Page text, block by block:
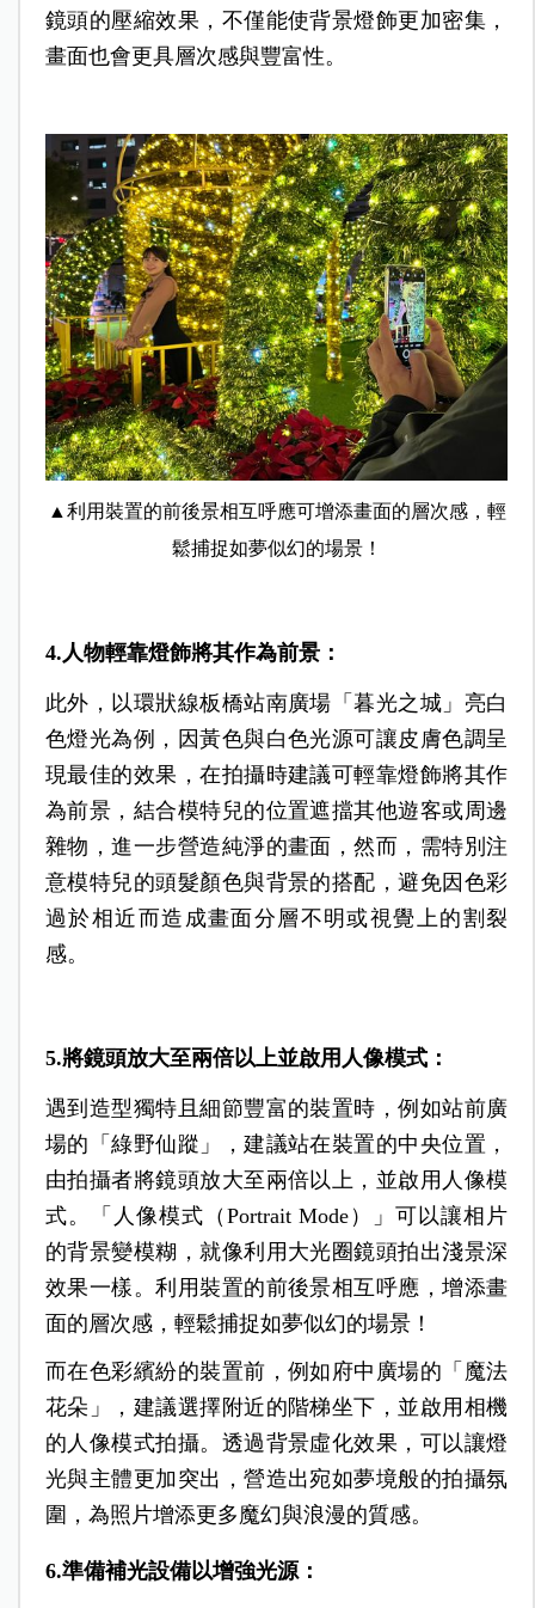
鏡頭的壓縮效果，不僅能使背景燈飾更加密集，
畫面也會更具層次感與豐富性。
▲利用裝置的前後景相互呼應可增添畫面的層次感，輕
鬆捕捉如夢似幻的場景！
4.人物輕靠燈飾將其作為前景：
此外，以環狀線板橋站南廣場「暮光之城」亮白
色燈光為例，因黃色與白色光源可讓皮膚色調呈
現最佳的效果，在拍攝時建議可輕靠燈飾將其作
為前景，結合模特兒的位置遮擋其他遊客或周邊
雜物，進一步營造純淨的畫面，然而，需特別注
意模特兒的頭髮顏色與背景的搭配，避免因色彩
過於相近而造成畫面分層不明或視覺上的割裂
感。
5.將鏡頭放大至兩倍以上並啟用人像模式：
遇到造型獨特且細節豐富的裝置時，例如站前廣
場的「綠野仙蹤」，建議站在裝置的中央位置，
由拍攝者將鏡頭放大至兩倍以上，並啟用人像模
式。「人像模式（Portrait Mode）」可以讓相片
的背景變模糊，就像利用大光圈鏡頭拍出淺景深
效果一樣。利用裝置的前後景相互呼應，增添畫
面的層次感，輕鬆捕捉如夢似幻的場景！
而在色彩繽紛的裝置前，例如府中廣場的「魔法
花朵」，建議選擇附近的階梯坐下，並啟用相機
的人像模式拍攝。透過背景虛化效果，可以讓燈
光與主體更加突出，營造出宛如夢境般的拍攝氛
圍，為照片增添更多魔幻與浪漫的質感。
6.準備補光設備以增強光源：